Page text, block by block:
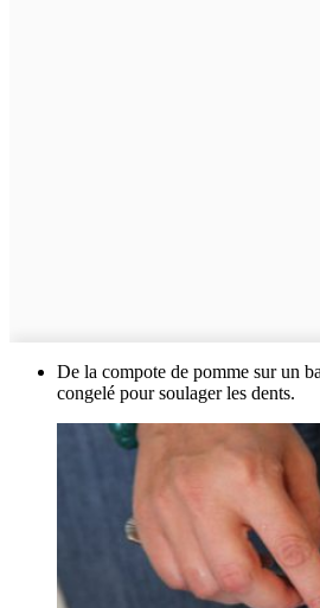
De la compote de pomme sur un
congelé pour soulager les dents.